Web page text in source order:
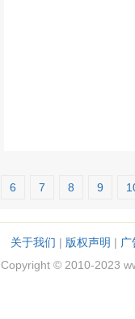
6 7 8 9
关于我们 | 版权声明 |
Copyright © 2010-2023